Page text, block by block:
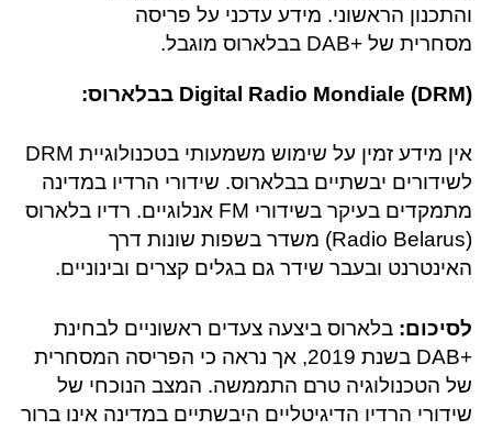
והתכנון הראשוני. מידע עדכני על פריסה
מסחרית של +DAB בבלארוס מוגבל.
Digital Radio Mondiale (DRM) בבלארוס:
אין מידע זמין על שימוש משמעותי בטכנולוגיית DRM
לשידורים יבשתיים בבלארוס. שידורי הרדיו במדינה
מתמקדים בעיקר בשידורי FM אנלוגיים. רדיו בלארוס
(Radio Belarus) משדר בשפות שונות דרך
האינטרנט ובעבר שידר גם בגלים קצרים ובינוניים.
לסיכום: בלארוס ביצעה צעדים ראשוניים לבחינת
+DAB בשנת 2019, אך נראה כי הפריסה המסחרית
של הטכנולוגיה טרם התממשה. המצב הנוכחי של
שידורי הרדיו הדיגיטליים היבשתיים במדינה אינו ברור